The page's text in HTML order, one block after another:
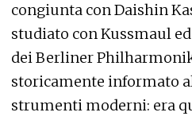
congiunta con Daishin
studiato con Kussmaul
dei Berliner
storicamente informato
strumenti moderni: era